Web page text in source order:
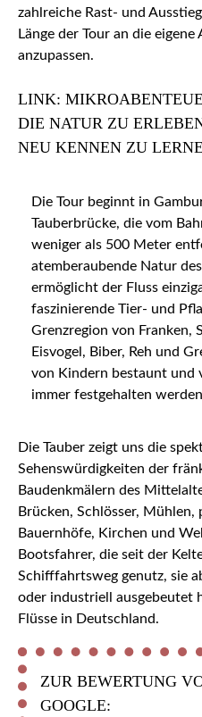
zahlreiche Rast- und
Länge der Tour an die
anzupassen.
LINK:
DIE NATUR ZU
NEU KENNEN ZU
Die Tour beginnt in
Tauberbrücke, die vom
weniger als 500 Meter
atemberaubende Natur
ermöglicht der Fluss
faszinierende Tier- und
Grenzregion von Franken,
Eisvogel, Biber, Reh und
von Kindern bestaunt
immer festgehalten
Die Tauber zeigt uns die
Sehenswürdigkeiten der
Baudenkmälern des
Brücken, Schlösser,
Bauernhöfe, Kirchen und
Bootsfahrer, die seit der
Schifffahrtsweg genutz, sie
oder industriell ausgebeutet
Flüsse in Deutschland.
ZUR BEWERTUNG
GOOGLE: